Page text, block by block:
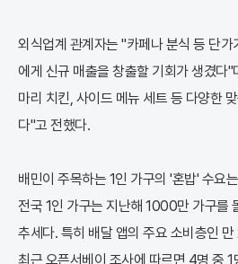
외식업계 관계자는 "카페나 분식 등 단
에게 신규 매출을 창출할 기회가 생겼다
마리 치킨, 사이드 메뉴 세트 등 다양한
다"고 전했다.
배민이 주목하는 1인 가구의 '혼밥' 수요
전국 1인 가구는 지난해 1000만 가구를
추세다. 특히 배달 앱의 주요 소비층인
최근 오픈서베이 조사에 따르면 4명 중 1